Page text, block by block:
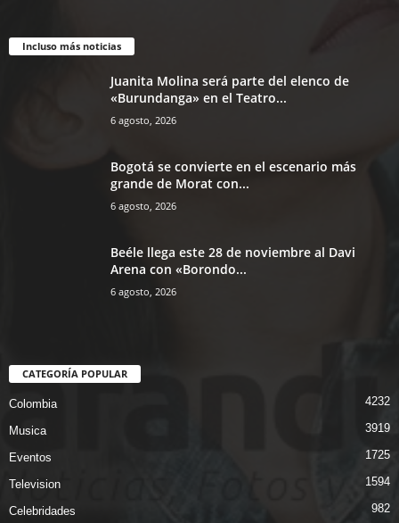
Incluso más noticias
Juanita Molina será parte del elenco de
«Burundanga» en el Teatro...
6 agosto, 2026
Bogotá se convierte en el escenario más
grande de Morat con...
6 agosto, 2026
Beéle llega este 28 de noviembre al Davi
Arena con «Borondo...
6 agosto, 2026
CATEGORÍA POPULAR
Colombia 4232
Musica 3919
Eventos 1725
Television 1594
Celebridades 982